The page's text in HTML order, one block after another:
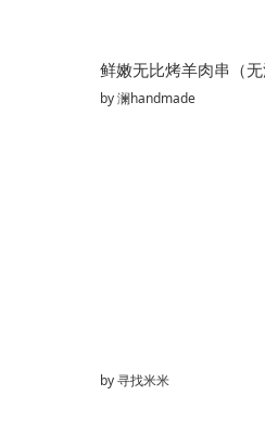
by澜handmade
by寻找米米